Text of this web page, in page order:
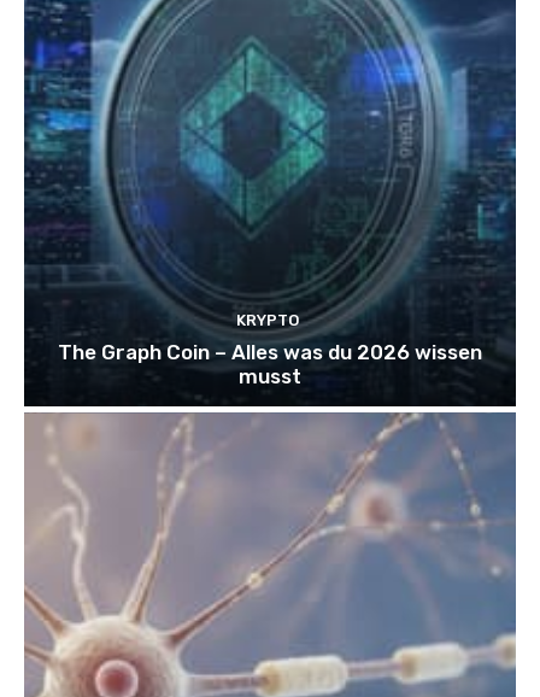
KRYPTO
The Graph Coin – Alles was du 2026 wissen
musst